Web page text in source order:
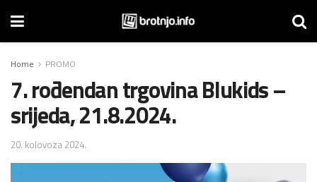
Home PROMO
7. rođendan trgovina Blukids –
srijeda, 21.8.2024.
20. kolovoza 2024.